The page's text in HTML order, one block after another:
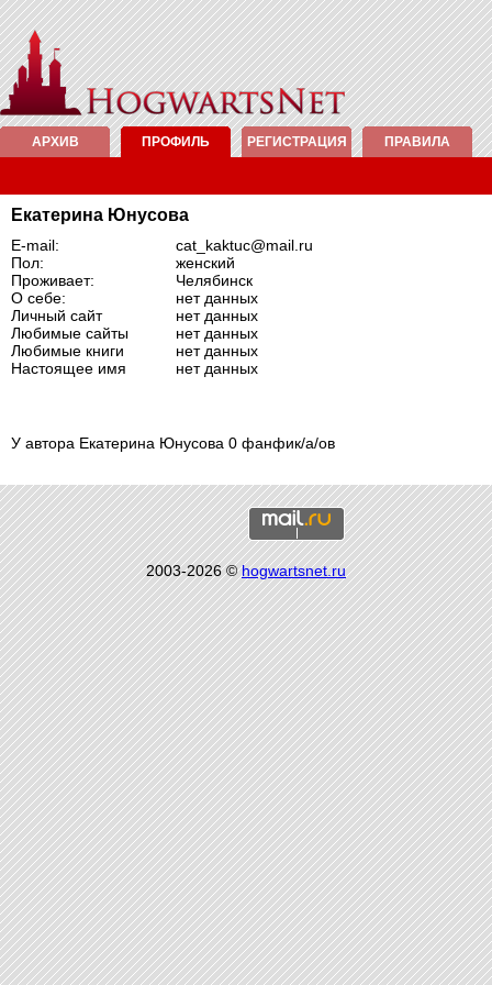
АРХИВ ПРОФИЛЬ РЕГИСТРАЦИЯ ПРАВИЛА
Екатерина Юнусова
E-mail:
cat_kaktuc@mail.ru
Пол:
женский
Проживает:
Челябинск
О себе:
нет данных
Личный сайт
нет данных
Любимые сайты
нет данных
Любимые книги
нет данных
Настоящее имя
нет данных
У автора Екатерина Юнусова 0 фанфик/а/ов
2003-2026 ©hogwartsnet.ru